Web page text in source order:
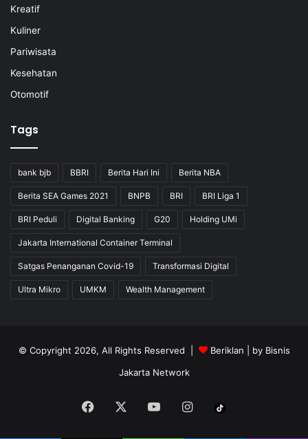
Kreatif
Kuliner
Pariwisata
Kesehatan
Otomotif
Tags
bank bjb BBRI Berita Hari Ini Berita NBA
Berita SEA Games 2021 BNPB BRI BRI Liga 1
BRI Peduli Digital Banking G20 Holding UMi
Jakarta International Container Terminal
Satgas Penanganan Covid-19 Transformasi Digital
Ultra Mikro UMKM Wealth Management
© Copyright 2026, All Rights Reserved | Beriklan | by Bisnis
Jakarta Network
Facebook YouTubeInstagram